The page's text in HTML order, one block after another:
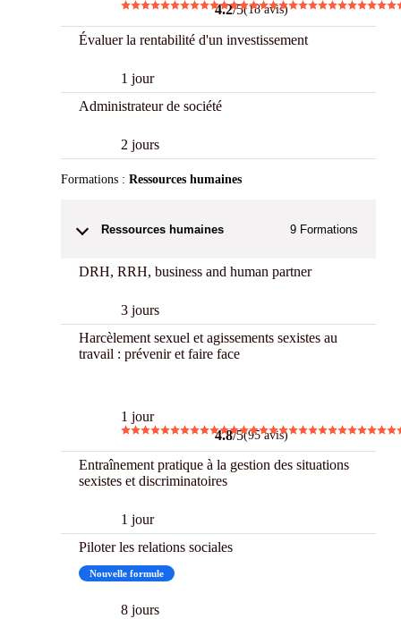
4.2/5(18 avis)
Évaluer la rentabilité d'un investissement
1 jour
Administrateur de société
2 jours
Formations : Ressources humaines
Ressources humaines 9 Formations
DRH, RRH, business and human partner
3 jours
Harcèlement sexuel et agissements sexistes au
travail : prévenir et faire face
1 jour
4.8/5(95 avis)
Entraînement pratique à la gestion des situations
sexistes et discriminatoires
1 jour
Piloter les relations sociales
Nouvelle formule
8 jours